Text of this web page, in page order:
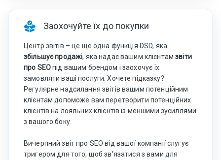
Заохочуйте їх до покупки
Центр звітів – це ще одна функція DSD, яка
збільшує продажі, яка надає вашим клієнтамзвіти
про SEOпід вашим брендом і заохочує їх
замовляти ваші послуги. Хочете підказку?
Регулярне надсилання звітів вашим потенційним
клієнтам допоможе вам перетворити потенційних
клієнтів на лояльних клієнтів із меншими зусиллями
з вашого боку.
Вичерпний звіт про SEO від вашої компанії слугує
тригером для того, щоб зв’язатися з вами для